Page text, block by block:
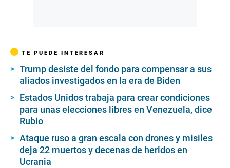
TE PUEDE INTERESAR
Trump desiste del fondo para compensar a sus
aliados investigados en la era de Biden
Estados Unidos trabaja para crear condiciones
para unas elecciones libres en Venezuela, dice
Rubio
Ataque ruso a gran escala con drones y misiles
deja 22 muertos y decenas de heridos en
Ucrania